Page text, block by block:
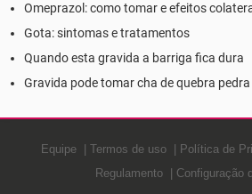
Omeprazol: como tomar e efeitos
Gota: sintomas e tratamentos
Quando esta gravida a barriga fica dura
Gravida pode tomar cha de quebra pedra
Equipe Termos de uso Política de
Regulamento
Configuração